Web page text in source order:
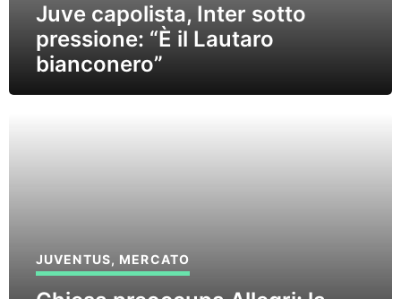
Juve capolista, Inter sotto
pressione: “È il Lautaro
bianconero”
JUVENTUS, MERCATO